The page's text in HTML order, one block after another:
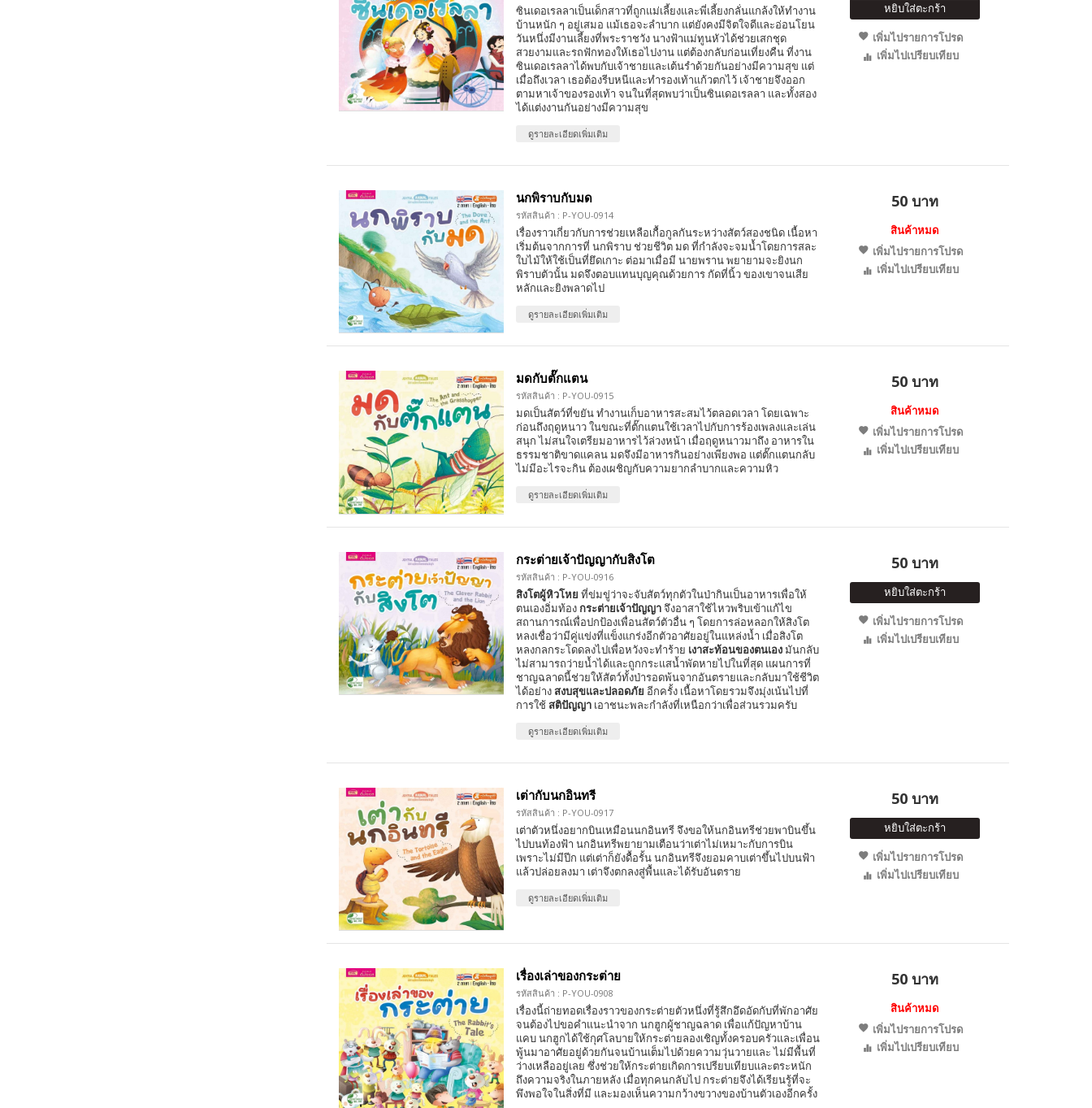
ซินเดอเรลลาเป็นเด็กสาวที่ถูกแม่เลี้ยงและพี่เลี้ยงกลั่นแกล้งให้ทำงาน
บ้านหนัก ๆ อยู่เสมอ แม้เธอจะลำบาก แต่ยังคงมีจิตใจดีและอ่อนโยน
วันหนึ่งมีงานเลี้ยงที่พระราชวัง นางฟ้าแม่ทูนหัวได้ช่วยเสกชุด
สวยงามและรถฟักทองให้เธอไปงาน แต่ต้องกลับก่อนเที่ยงคืน ที่งาน
ซินเดอเรลลาได้พบกับเจ้าชายและเต้นรำด้วยกันอย่างมีความสุข แต่
เมื่อถึงเวลา เธอต้องรีบหนีและทำรองเท้าแก้วตกไว้ เจ้าชายจึงออก
ตามหาเจ้าของรองเท้า จนในที่สุดพบว่าเป็นซินเดอเรลลา และทั้งสอง
ได้แต่งงานกันอย่างมีความสุข
ดูรายละเอียดเพิ่มเติม
หยิบใส่ตะกร้า
เพิ่มไปรายการโปรด
เพิ่มไปเปรียบเทียบ
นกพิราบกับมด
รหัสสินค้า : P-YOU-0914
เรื่องราวเกี่ยวกับการช่วยเหลือเกื้อกูลกันระหว่างสัตว์สองชนิด เนื้อหา
เริ่มต้นจากการที่ นกพิราบ ช่วยชีวิต มด ที่กำลังจะจมน้ำโดยการสละ
ใบไม้ให้ใช้เป็นที่ยึดเกาะ ต่อมาเมื่อมี นายพราน พยายามจะยิงนก
พิราบตัวนั้น มดจึงตอบแทนบุญคุณด้วยการ กัดที่นิ้ว ของเขาจนเสีย
หลักและยิงพลาดไป
ดูรายละเอียดเพิ่มเติม
50 บาท
สินค้าหมด
เพิ่มไปรายการโปรด
เพิ่มไปเปรียบเทียบ
มดกับตั๊กแตน
รหัสสินค้า : P-YOU-0915
มดเป็นสัตว์ที่ขยัน ทำงานเก็บอาหารสะสมไว้ตลอดเวลา โดยเฉพาะ
ก่อนถึงฤดูหนาว ในขณะที่ตั๊กแตนใช้เวลาไปกับการร้องเพลงและเล่น
สนุก ไม่สนใจเตรียมอาหารไว้ล่วงหน้า เมื่อฤดูหนาวมาถึง อาหารใน
ธรรมชาติขาดแคลน มดจึงมีอาหารกินอย่างเพียงพอ แต่ตั๊กแตนกลับ
ไม่มีอะไรจะกิน ต้องเผชิญกับความยากลำบากและความหิว
ดูรายละเอียดเพิ่มเติม
50 บาท
สินค้าหมด
เพิ่มไปรายการโปรด
เพิ่มไปเปรียบเทียบ
กระต่ายเจ้าปัญญากับสิงโต
รหัสสินค้า : P-YOU-0916
สิงโตผู้หิวโหย ที่ข่มขู่ว่าจะจับสัตว์ทุกตัวในป่ากินเป็นอาหารเพื่อให้
ตนเองอิ่มท้องกระต่ายเจ้าปัญญาจึงอาสาใช้ไหวพริบเข้าแก้ไข
สถานการณ์เพื่อปกป้องเพื่อนสัตว์ตัวอื่น ๆ โดยการล่อหลอกให้สิงโต
หลงเชื่อว่ามีคู่แข่งที่แข็งแกร่งอีกตัวอาศัยอยู่ในแหล่งน้ำ เมื่อสิงโต
หลงกลกระโดดลงไปเพื่อหวังจะทำร้าย เงาสะท้อนของตนเองมันกลับ
ไม่สามารถว่ายน้ำได้และถูกกระแสน้ำพัดหายไปในที่สุด แผนการที่
ชาญฉลาดนี้ช่วยให้สัตว์ทั้งป่ารอดพ้นจากอันตรายและกลับมาใช้ชีวิต
ได้อย่างสงบสุขและปลอดภัย อีกครั้ง เนื้อหาโดยรวมจึงมุ่งเน้นไปที่
การใช้สติปัญญาเอาชนะพละกำลังที่เหนือกว่าเพื่อส่วนรวมครับ
ดูรายละเอียดเพิ่มเติม
50 บาท
หยิบใส่ตะกร้า
เพิ่มไปรายการโปรด
เพิ่มไปเปรียบเทียบ
เต่ากับนกอินทรี
รหัสสินค้า : P-YOU-0917
เต่าตัวหนึ่งอยากบินเหมือนนกอินทรี จึงขอให้นกอินทรีช่วยพาบินขึ้น
ไปบนท้องฟ้า นกอินทรีพยายามเตือนว่าเต่าไม่เหมาะกับการบิน
เพราะไม่มีปีก แต่เต่าก็ยังดื้อรั้น นกอินทรีจึงยอมคาบเต่าขึ้นไปบนฟ้า
แล้วปล่อยลงมา เต่าจึงตกลงสู่พื้นและได้รับอันตราย
ดูรายละเอียดเพิ่มเติม
50 บาท
หยิบใส่ตะกร้า
เพิ่มไปรายการโปรด
เพิ่มไปเปรียบเทียบ
เรื่องเล่าของกระต่าย
รหัสสินค้า : P-YOU-0908
เรื่องนี้ถ่ายทอดเรื่องราวของกระต่ายตัวหนึ่งที่รู้สึกอึดอัดกับที่พักอาศัย
จนต้องไปขอคำแนะนำจาก นกฮูกผู้ชาญฉลาด เพื่อแก้ปัญหาบ้าน
แคบ นกฮูกได้ใช้กุศโลบายให้กระต่ายลองเชิญทั้งครอบครัวและเพื่อน
พู้นมาอาศัยอยู่ด้วยกันจนบ้านเต็มไปด้วยความวุ่นวายและ ไม่มีพื้นที่
ว่างเหลืออยู่เลย ซึ่งช่วยให้กระต่ายเกิดการเปรียบเทียบและตระหนัก
ถึงความจริงในภายหลัง เมื่อทุกคนกลับไป กระต่ายจึงได้เรียนรู้ที่จะ
พึงพอใจในสิ่งที่มี และมองเห็นความกว้างขวางของบ้านตัวเองอีกครั้ง
50 บาท
สินค้าหมด
เพิ่มไปรายการโปรด
เพิ่มไปเปรียบเทียบ